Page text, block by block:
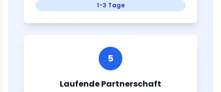
1-3 Tage
5
Laufende Partnerschaft